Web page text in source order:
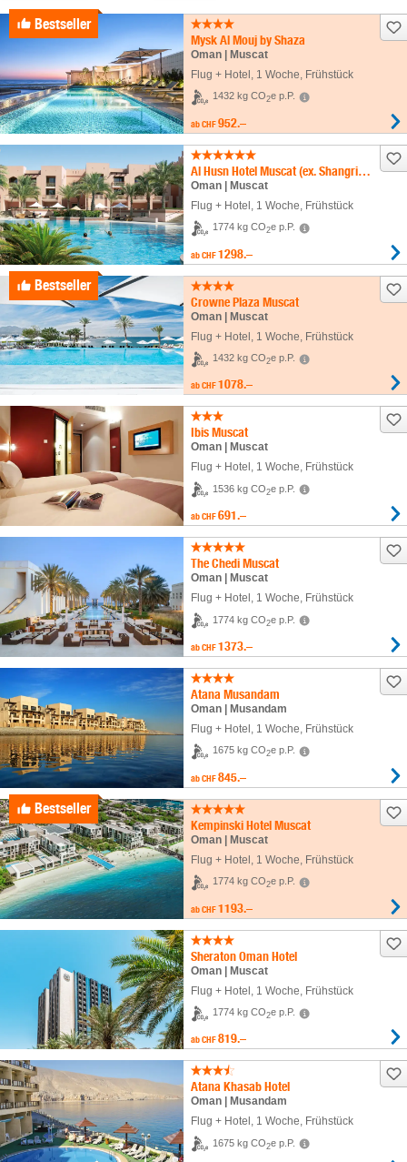
Bestseller
Mysk Al Mouj by Shaza
Oman | Muscat
Flug + Hotel , 1 Woche, Frühstück
1432 kg CO2e p.P.
ab CHF 952.–
Al Husn Hotel Muscat (ex. Shangri-La Al Husn Resort & Spa)
Oman | Muscat
Flug + Hotel 1 Woche , Frühstück
1774 kg CO2e p.P.
ab CHF 1298.–
Bestseller
Crowne Plaza Muscat
Oman | Muscat
Flug + Hotel 1 Woche , Frühstück
1432 kg CO2e p.P.
ab CHF 1078.–
Ibis Muscat
Oman | Muscat
Flug + Hotel , 1 Woche, Frühstück
1536 kg CO2e p.P.
ab CHF 691.–
The Chedi Muscat
Oman | Muscat
Flug + Hotel , 1 Woche, Frühstück
1774 kg CO2e p.P.
ab CHF 1373.–
Atana Musandam
Oman | Musandam
Flug + Hotel , 1 Woche, Frühstück
1675 kg CO2e p.P.
ab CHF 845.–
Bestseller
Kempinski Hotel Muscat
Oman | Muscat
Flug + Hotel 1 Woche , Frühstück
1774 kg CO2e p.P.
ab CHF 1193.–
Sheraton Oman Hotel
Oman | Muscat
Flug + Hotel 1 Woche , Frühstück
1774 kg CO2e p.P.
ab CHF 819.–
Atana Khasab Hotel
Oman | Musandam
Flug + Hotel , 1 Woche, Frühstück
1675 kg CO2e p.P.